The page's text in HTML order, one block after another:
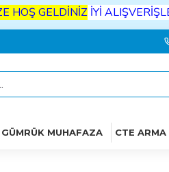
GELDİNİZİYİALIŞVERİŞLER
GÜMRÜK MUHAFAZA CTE ARMA